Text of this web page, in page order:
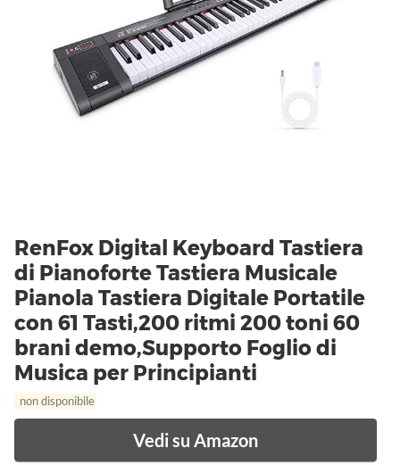
RenFox Digital Keyboard Tastiera
di Pianoforte Tastiera Musicale
Pianola Tastiera Digitale Portatile
con 61 Tasti,200 ritmi 200 toni 60
brani demo,Supporto Foglio di
Musica per Principianti
non disponibile
Vedi su Amazon